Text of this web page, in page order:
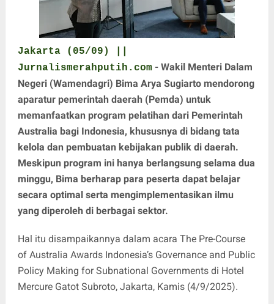
Jakarta (05/09) ||
Jurnalismerahputih.com - Wakil Menteri Dalam
Negeri (Wamendagri) Bima Arya Sugiarto mendorong
aparatur pemerintah daerah (Pemda) untuk
memanfaatkan program pelatihan dari Pemerintah
Australia bagi Indonesia, khususnya di bidang tata
kelola dan pembuatan kebijakan publik di daerah.
Meskipun program ini hanya berlangsung selama dua
minggu, Bima berharap para peserta dapat belajar
secara optimal serta mengimplementasikan ilmu
yang diperoleh di berbagai sektor.
Hal itu disampaikannya dalam acara The Pre-Course
of Australia Awards Indonesia’s Governance and Public
Policy Making for Subnational Governments di Hotel
Mercure Gatot Subroto, Jakarta, Kamis (4/9/2025).